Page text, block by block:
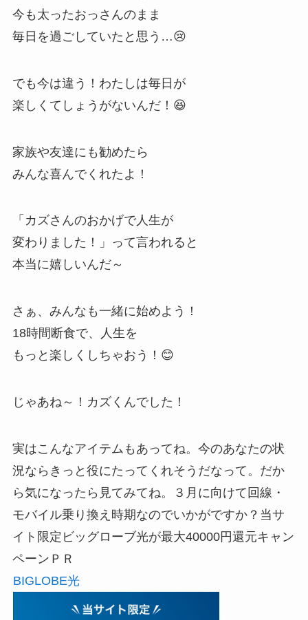
今も太ったおっさんのまま
毎日を過ごしていたと思う…😢
でも今は違う！わたしは毎日が
楽しくてしょうがないんだ！😆
家族や友達にも勧めたら
みんな喜んでくれたよ！
「カズさんのおかげで人生が
変わりました！」って言われると
本当に嬉しいんだ～
さぁ、みんなも一緒に始めよう！
18時間断食で、人生を
もっと楽しくしちゃおう！😊
じゃあね～！カズくんでした！
実はこんなアイテムもあってね。今のあなたの状
況ならきっと役にたってくれそうだなって。だか
ら気になったら見てみてね。３月に向けて回線・
モバイル乗り換え時期なのでいかがですか？当サ
イト限定ビッグローブ光が最大40000円還元キャン
ペーンＰＲ
BIGLOBE光